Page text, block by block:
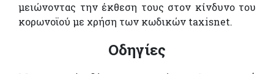
μειώνοντας την έκθεση τους στον κίνδυνο του
κορωνοϊού με χρήση των κωδικών taxisnet.
Οδηγίες